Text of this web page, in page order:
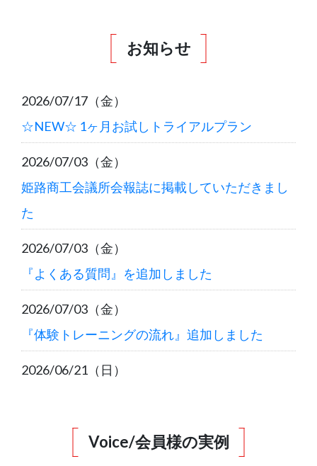
お知らせ
2026/07/17（金）
☆NEW☆ 1ヶ月お試しトライアルプラン
2026/07/03（金）
姫路商工会議所会報誌に掲載していただきまし
た
2026/07/03（金）
『よくある質問』を追加しました
2026/07/03（金）
『体験トレーニングの流れ』追加しました
2026/06/21（日）
2026/05/15（金）
6月以降入会のご案内
Voice/会員様の実例